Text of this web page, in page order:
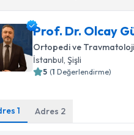
Prof. Dr. Olcay
Ortopedi ve Travmatoloji
İstanbul , Şişli
5 (1 Değerlendirme)
1 Adres 2